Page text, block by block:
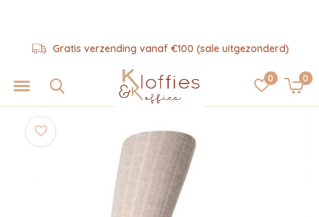
0 0
Gratis verzending vanaf €100 (sale uitgezonderd)